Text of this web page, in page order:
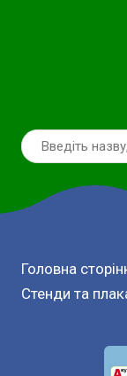
Головна
Стенди та